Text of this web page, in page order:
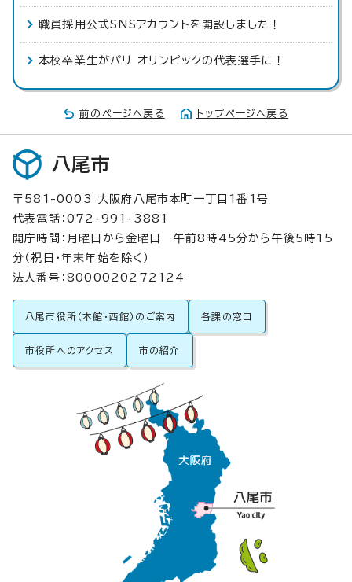
職員採用公式SNSアカウントを開設しました！
本校卒業生がパリ オリンピックの代表選手に！
前のページへ戻る トップページへ戻る
八尾市
〒581-0003 大阪府八尾市本町一丁目1番1号
代表電話：072-991-3881
開庁時間：月曜日から金曜日 午前8時45分から午後5時15
分（祝日・年末年始を除く）
法人番号：8000020272124
八尾市役所（本館・西館）のご案内 各課の窓口
市役所へのアクセス 市の紹介